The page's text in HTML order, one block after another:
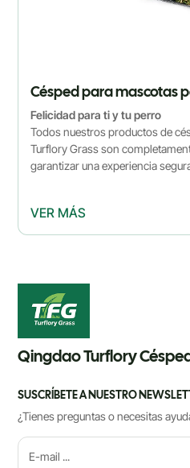
Césped para mascotas
Felicidad para ti y tu perro
Todos nuestros productos de
Turflory Grass son
garantizar una experiencia
marrones, agujeros de barro o
amigo peludo. Su césped
mascotas que controlará y
desechos de las mascotas, y
altamente eficiente facilita la
VER MÁS
Qingdao Turflory
SUSCRÍBETE A NUESTRO
¿Tienes preguntas o necesitas